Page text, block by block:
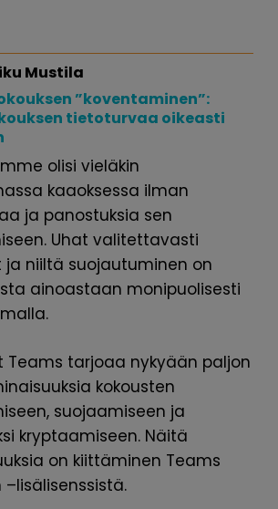
Mustila
”koventaminen”:
tietoturvaa oikeasti
olisi vieläkin
kaaoksessa ilman
ja panostuksia sen
Uhat valitettavasti
niiltä suojautuminen on
ainoastaan monipuolisesti
Teams tarjoaa nykyään paljon
kokousten
suojaamiseen ja
kryptaamiseen. Näitä
on kiittäminen Teams
–lisälisenssistä.